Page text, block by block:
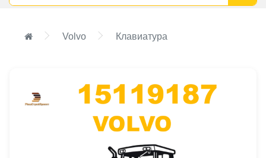
Volvo Клавиатура